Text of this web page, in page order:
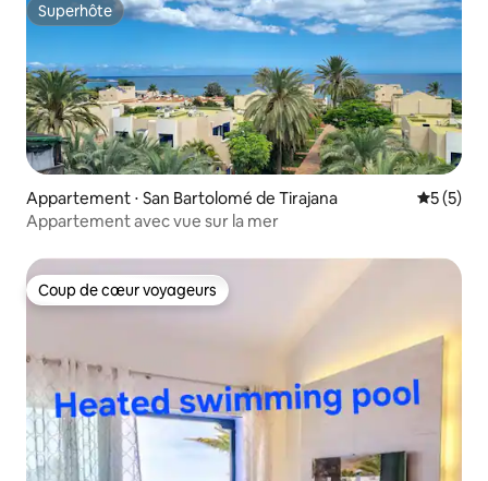
Superhôte
Superhôte
Appartement ⋅ San Bartolomé de Tirajana
5 (5)
Appartement avec vue sur la mer
Coup de cœur voyageurs
Coup de cœur voyageurs